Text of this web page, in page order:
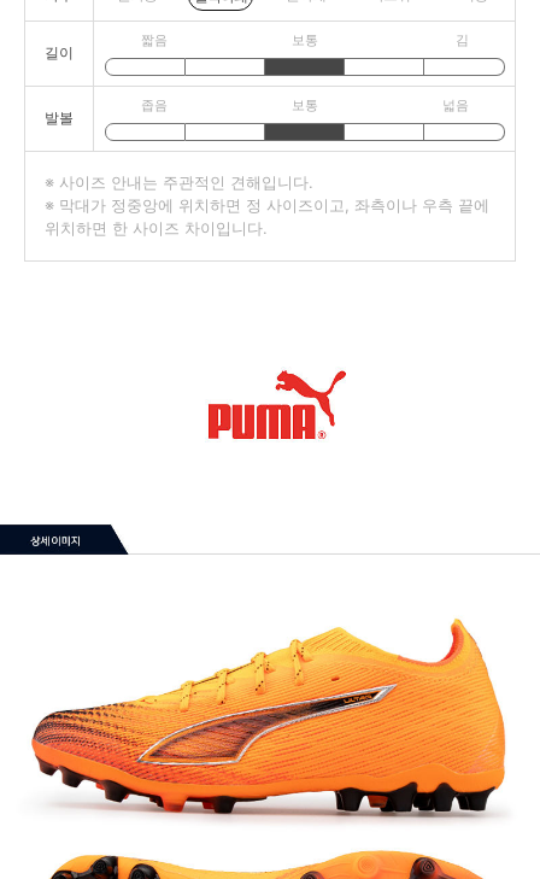
길이
짧음 보통 김
발볼
좁음 보통 넓음
※ 사이즈 안내는 주관적인 견해입니다.
※ 막대가 정중앙에 위치하면 정 사이즈이고, 좌측이나 우측 끝에
위치하면 한 사이즈 차이입니다.